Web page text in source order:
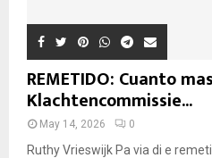
REMETIDO: Cuanto
Klachtencommissie...
May 14, 2026 0
Ruthy Vrieswijk Pa via di e